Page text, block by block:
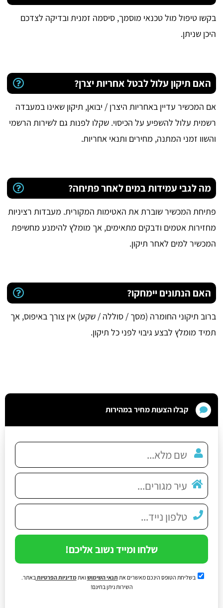
בקשו טיפול מול טכנאי מוסמך, סיסמה זמנית ובדיקה לצדכם
היכן שניתן.
האם תיקון עלול לבטל אחריות יצרן?
אם המכשיר עדיין באחריות היצרן / יבואן, תיקון שאינו במעבדה
רשמית עלול להשפיע על הכיסוי. שקלו לפנות גם לשירות הרשמי
והשוו זמני המתנה, מחירים ותנאי אחריות.
מה לגבי עמידות במים לאחר פתיחה?
פתיחת המכשיר שוברת את האטימות המקורית. מעבדות רציניות
מחזירות אטמים ודבקים מתאימים, אך מומלץ להימנע מחשיפת
המכשיר למים לאחר תיקון.
האם הנתונים יימחקו?
ברוב תיקוני החומרה (מסך / סוללה / שקע) אין צורך באיפוס, אך
תמיד מומלץ לבצע גיבוי לפני כל תיקון.
קבלו הצעות מחיר במהירות
שלחו ומייד נשוב אליכם!
בשליחת הטופס הינכם מאשרים את תנאי השימוש ואתמדיניות הפרטיותבאתר.
השירות ניתן בחינם!